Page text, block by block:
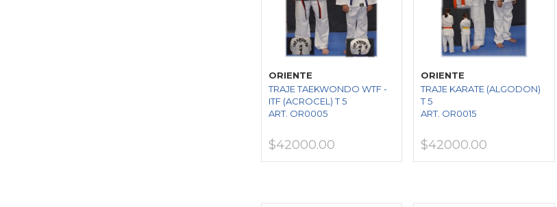
ORIENTE
TRAJE TAEKWONDO WTF -
ITF (ACROCEL) T 5
ART. OR0005
$42000.00
ORIENTE
TRAJE KARATE (ALGODON)
T 5
ART. OR0015
$42000.00